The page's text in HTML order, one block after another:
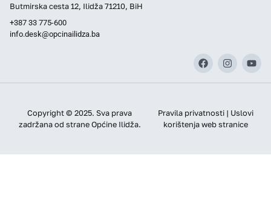
Butmirska cesta 12, Ilidža 71210, BiH
+387 33 775-600
info.desk@opcinailidza.ba
Copyright © 2025. Sva prava
zadržana od strane Općine Ilidža.
Pravila privatnosti | Uslovi
korištenja web stranice